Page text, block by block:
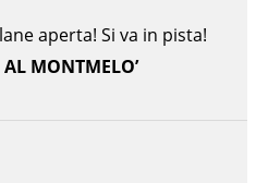
aperta! Si va in pista!
MONTMELO’